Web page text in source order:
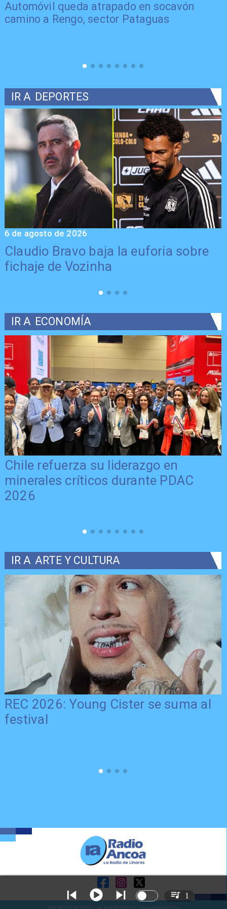
Automóvil queda atrapado en socavón
camino a Rengo, sector Pataguas
IR A DEPORTES
Claudio Bravo baja la euforia sobre
fichaje de Vozinha
6 de agosto de 2026
IR A ECONOMÍA
Chile refuerza su liderazgo en
minerales críticos durante PDAC
2026
IR A ARTE Y CULTURA
REC 2026: Young Cister se suma al
festival
1